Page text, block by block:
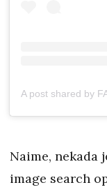
Naime, nekada
image search